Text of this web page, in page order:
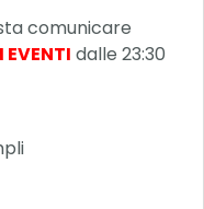
comunicare
EVENTI dalle 23:30